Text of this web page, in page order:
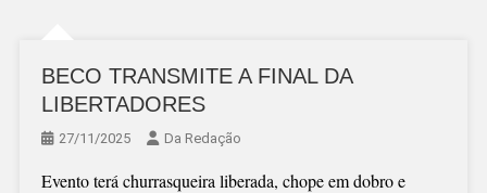
BECO TRANSMITE A FINAL DA
LIBERTADORES
27/11/2025 Da Redação
Evento terá churrasqueira liberada, chope em dobro e